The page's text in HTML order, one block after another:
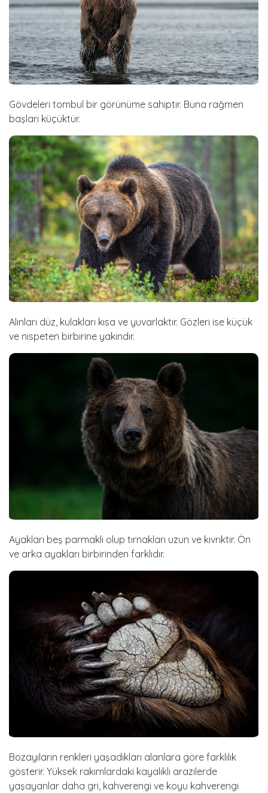
Gövdeleri tombul bir görünüme sahiptir. Buna rağmen
başları küçüktür.
Alınları düz, kulakları kısa ve yuvarlaktır. Gözleri ise küçük
ve nispeten birbirine yakındır.
Ayakları beş parmaklı olup tırnakları uzun ve kıvrıktır. Ön
ve arka ayakları birbirinden farklıdır.
Bozayıların renkleri yaşadıkları alanlara göre farklılık
gösterir. Yüksek rakımlardaki kayalıklı arazilerde
yaşayanlar daha gri, kahverengi ve koyu kahverengi